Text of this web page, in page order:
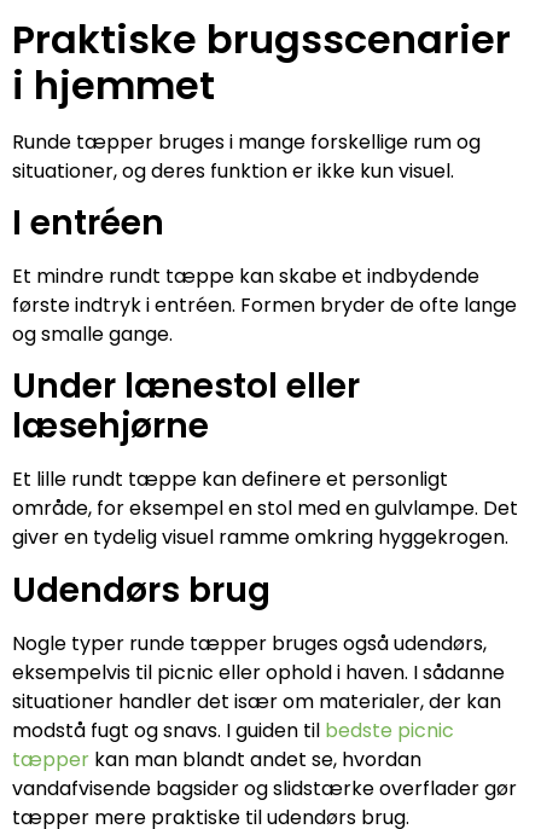
Praktiske brugsscenarier
i hjemmet
Runde tæpper bruges i mange forskellige rum og
situationer, og deres funktion er ikke kun visuel.
I entréen
Et mindre rundt tæppe kan skabe et indbydende
første indtryk i entréen. Formen bryder de ofte lange
og smalle gange.
Under lænestol eller
læsehjørne
Et lille rundt tæppe kan definere et personligt
område, for eksempel en stol med en gulvlampe. Det
giver en tydelig visuel ramme omkring hyggekrogen.
Udendørs brug
Nogle typer runde tæpper bruges også udendørs,
eksempelvis til picnic eller ophold i haven. I sådanne
situationer handler det især om materialer, der kan
modstå fugt og snavs. I guiden til bedste picnic
tæpper kan man blandt andet se, hvordan
vandafvisende bagsider og slidstærke overflader gør
tæpper mere praktiske til udendørs brug.